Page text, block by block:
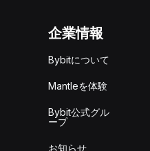
企業情報
Bybitについて
Mantleを体験
Bybit公式グル
ープ
お知らせ